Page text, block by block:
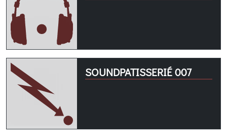
SOUNDPATISSERIÉ 007